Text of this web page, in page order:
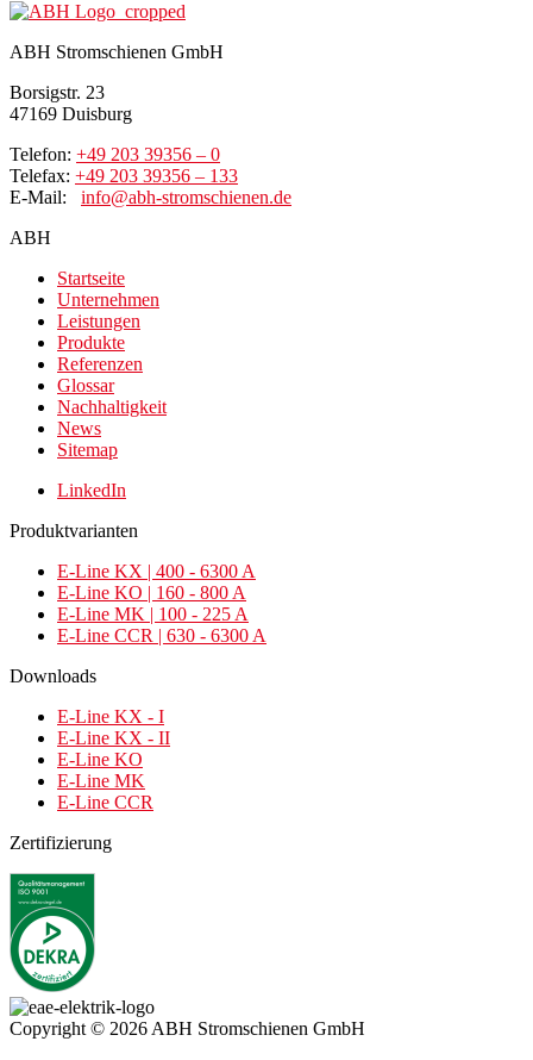
ABH Stromschienen GmbH
Borsigstr. 23
47169 Duisburg
Telefon: +49 203 39356 – 0
Telefax: +49 203 39356 – 133
E-Mail: info@abh-stromschienen.de
ABH
Startseite
Unternehmen
Leistungen
Produkte
Referenzen
Glossar
Nachhaltigkeit
News
Sitemap
LinkedIn
Produktvarianten
E-Line KX | 400 - 6300 A
E-Line KO | 160 - 800 A
E-Line MK | 100 - 225 A
E-Line CCR | 630 - 6300 A
Downloads
E-Line KX - I
E-Line KX - II
E-Line KO
E-Line MK
E-Line CCR
Zertifizierung
Copyright © 2026 ABH Stromschienen GmbH